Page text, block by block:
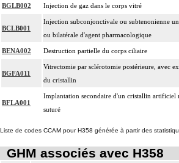
BGLB002 Injection de gaz dans le corps vitré
BCLB001
Injection subconjonctivale ou subtenonienne
ou bilatérale d'agent pharmacologique
BENA002 Destruction partielle du corps ciliaire
BGFA011
Vitrectomie par sclérotomie postérieure, avec
du cristallin
BFLA001
Implantation secondaire d'un cristallin artificiel
suturé
Liste de codes CCAM pour H358 générée à partir des
GHM associés avec H358